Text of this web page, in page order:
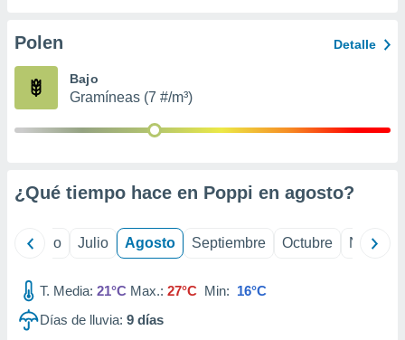
e
mediante
publicidad
publicidad
1199
Polen Detalle
Bajo
Gramíneas (7 #/m³)
¿Qué tiempo hace en Poppi en agosto?
Junio Julio Agosto Septiembre Octubre
T. Media: 21°C Max.: 27°C Min: 16°C
Días de lluvia: 9 días